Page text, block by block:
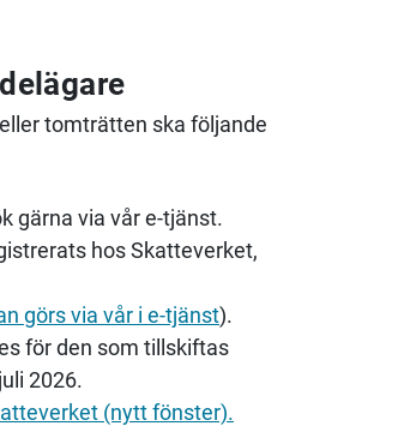
tomträtten ska följande
gärna via vår e-tjänst.
hos Skatteverket,
görs via vår i e-tjänst).
för den som tillskiftas
2026.
(nytt fönster).